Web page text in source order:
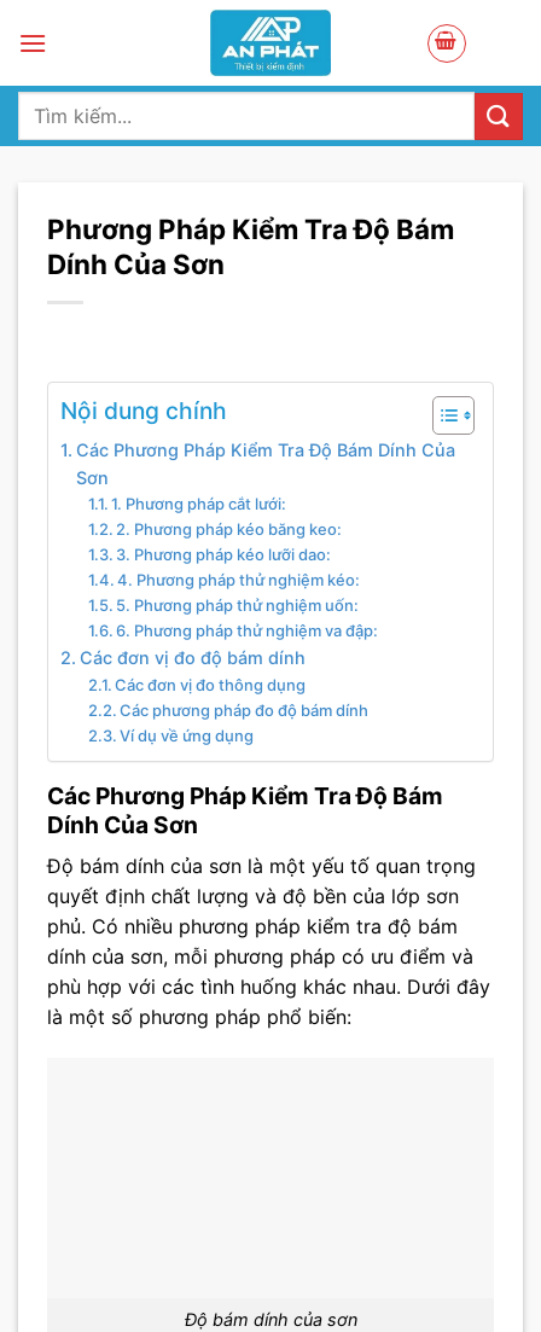
Tìm
Phương Pháp Kiểm Tra Độ Bám
Dính Của Sơn
Nội dung chính
Các Phương Pháp Kiểm Tra Độ Bám Dính Của
Sơn
1. Phương pháp cắt lưới:
2. Phương pháp kéo băng keo:
3. Phương pháp kéo lưỡi dao:
4. Phương pháp thử nghiệm kéo:
5. Phương pháp thử nghiệm uốn:
6. Phương pháp thử nghiệm va đập:
Các đơn vị đo độ bám dính
Các đơn vị đo thông dụng
Các phương pháp đo độ bám dính
Ví dụ về ứng dụng
Các Phương Pháp Kiểm Tra Độ Bám
Dính Của Sơn
Độ bám dính của sơn là một yếu tố quan trọng
quyết định chất lượng và độ bền của lớp sơn
phủ. Có nhiều phương pháp kiểm tra độ bám
dính của sơn, mỗi phương pháp có ưu điểm và
phù hợp với các tình huống khác nhau. Dưới đây
là một số phương pháp phổ biến:
Độ bám dính của sơn